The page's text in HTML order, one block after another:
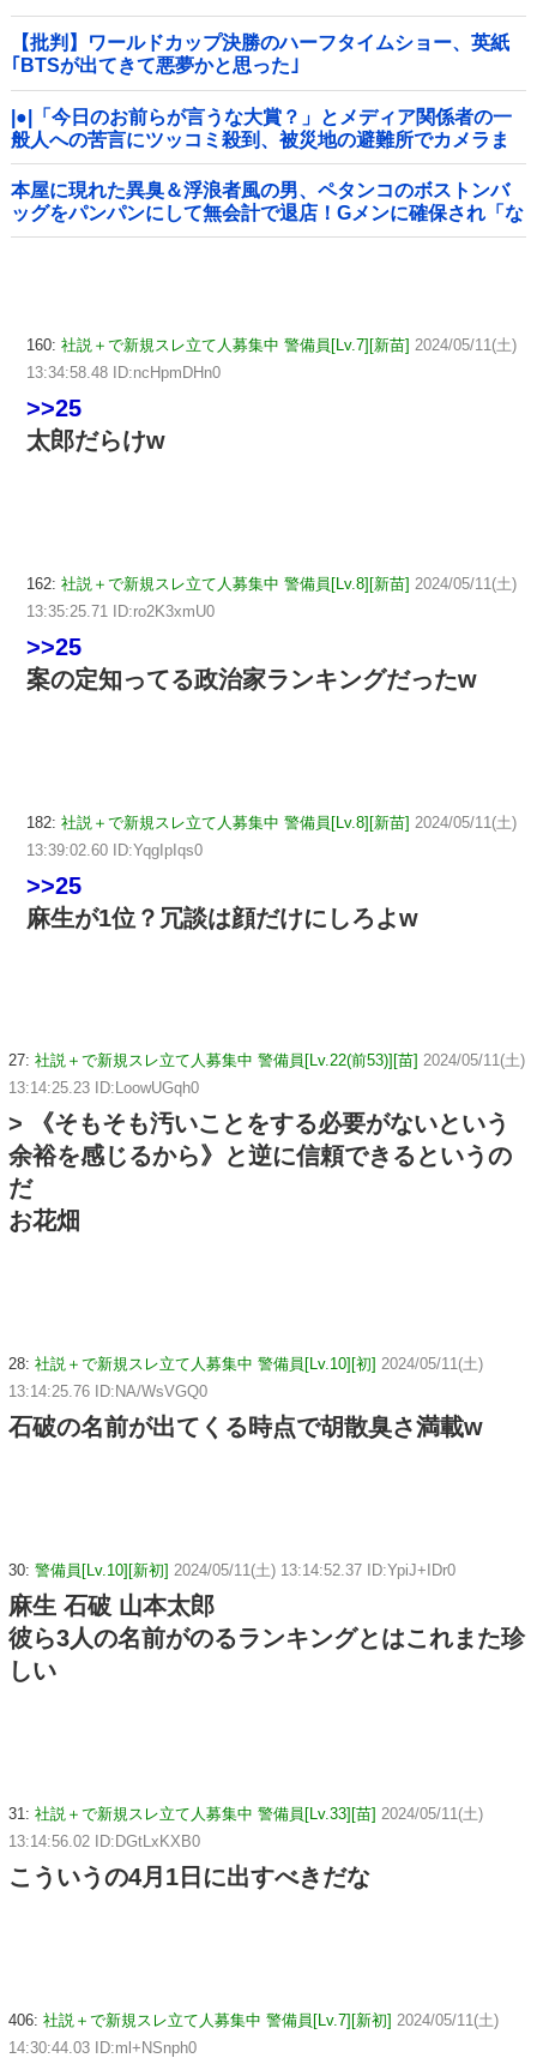
【批判】ワールドカップ決勝のハーフタイムショー、英紙
｢BTSが出てきて悪夢かと思った｣
|●|「今日のお前らが言うな大賞？」とメディア関係者の一
般人への苦言にツッコミ殺到、被災地の避難所でカメラま
わすのは……
本屋に現れた異臭＆浮浪者風の男、ペタンコのボストンバ
ッグをパンパンにして無会計で退店！Gメンに確保され「な
んで？」と本気で困惑ｗｗｗ
160: 社説＋で新規スレ立て人募集中 警備員[Lv.7][新苗] 2024/05/11(土)
13:34:58.48 ID:ncHpmDHn0
>>25
太郎だらけw
162: 社説＋で新規スレ立て人募集中 警備員[Lv.8][新苗] 2024/05/11(土)
13:35:25.71 ID:ro2K3xmU0
>>25
案の定知ってる政治家ランキングだったw
182: 社説＋で新規スレ立て人募集中 警備員[Lv.8][新苗] 2024/05/11(土)
13:39:02.60 ID:YqgIpIqs0
>>25
麻生が1位？冗談は顔だけにしろよw
27: 社説＋で新規スレ立て人募集中 警備員[Lv.22(前53)][苗] 2024/05/11(土)
13:14:25.23 ID:LoowUGqh0
> 《そもそも汚いことをする必要がないという
余裕を感じるから》と逆に信頼できるというの
だ
お花畑
28: 社説＋で新規スレ立て人募集中 警備員[Lv.10][初] 2024/05/11(土)
13:14:25.76 ID:NA/WsVGQ0
石破の名前が出てくる時点で胡散臭さ満載w
30: 警備員[Lv.10][新初] 2024/05/11(土) 13:14:52.37 ID:YpiJ+IDr0
麻生 石破 山本太郎
彼ら3人の名前がのるランキングとはこれまた珍
しい
31: 社説＋で新規スレ立て人募集中 警備員[Lv.33][苗] 2024/05/11(土)
13:14:56.02 ID:DGtLxKXB0
こういうの4月1日に出すべきだな
406: 社説＋で新規スレ立て人募集中 警備員[Lv.7][新初] 2024/05/11(土)
14:30:44.03 ID:ml+NSnph0